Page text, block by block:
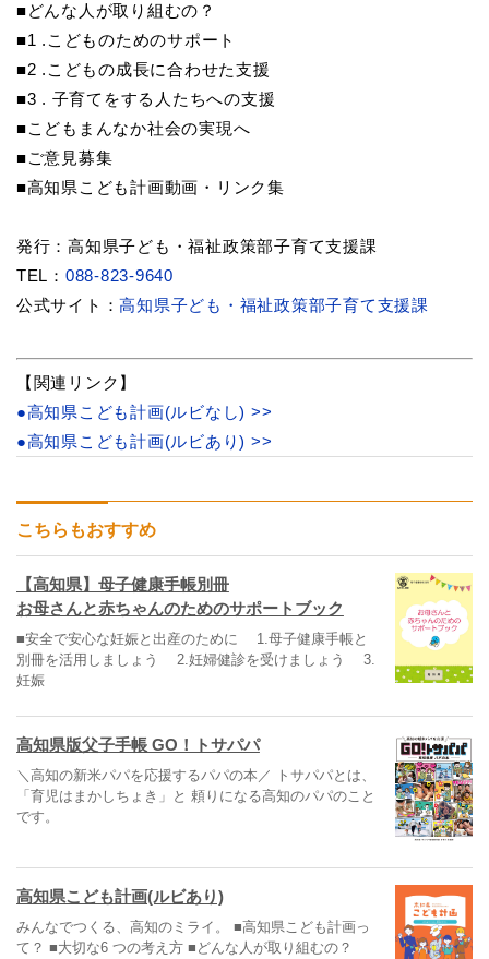
■どんな人が取り組むの？
■1 .こどものためのサポート
■2 .こどもの成長に合わせた支援
■3 . 子育てをする人たちへの支援
■こどもまんなか社会の実現へ
■ご意見募集
■高知県こども計画動画・リンク集
発行：高知県子ども・福祉政策部子育て支援課
TEL： 088-823-9640
公式サイト：高知県子ども・福祉政策部子育て支援課
【関連リンク】
●高知県こども計画(ルビなし) >>
●高知県こども計画(ルビあり) >>
こちらもおすすめ
【高知県】母子健康手帳別冊
お母さんと赤ちゃんのためのサポートブック
■安全で安心な妊娠と出産のために 1.母子健康手帳と
別冊を活用しましょう 2.妊婦健診を受けましょう 3.
妊娠
高知県版父子手帳 GO！トサパパ
＼高知の新米パパを応援するパパの本／ トサパパとは、
「育児はまかしちょき」と 頼りになる高知のパパのこと
です。
高知県こども計画(ルビあり)
みんなでつくる、高知のミライ。 ■高知県こども計画っ
て？ ■大切な6 つの考え方 ■どんな人が取り組むの？